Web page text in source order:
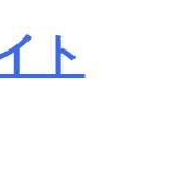
ト